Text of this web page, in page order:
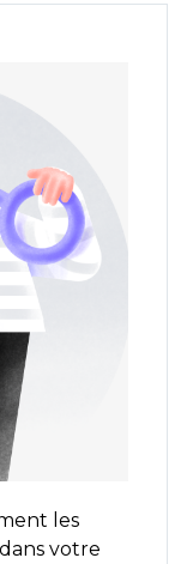
les
votre